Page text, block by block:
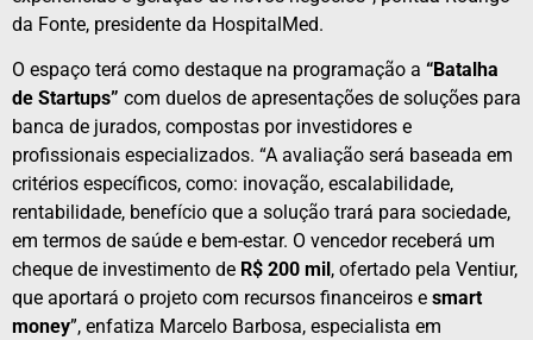
da Fonte, presidente da HospitalMed.
O espaço terá como destaque na programação a “Batalha
de Startups” com duelos de apresentações de soluções para
banca de jurados, compostas por investidores e
profissionais especializados. “A avaliação será baseada em
critérios específicos, como: inovação, escalabilidade,
rentabilidade, benefício que a solução trará para sociedade,
em termos de saúde e bem-estar. O vencedor receberá um
cheque de investimento de R$ 200 mil , ofertado pela Ventiur,
que aportará o projeto com recursos financeiros e smart
money”, enfatiza Marcelo Barbosa, especialista em